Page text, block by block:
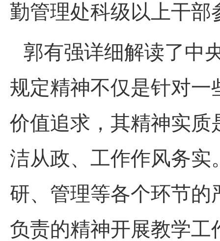
勤管理处科级以上干部
郭有强详细解读了中
规定精神不仅是针对
价值追求，其精神实
洁从政、工作作风务
研、管理等各个环节
负责的精神开展教学